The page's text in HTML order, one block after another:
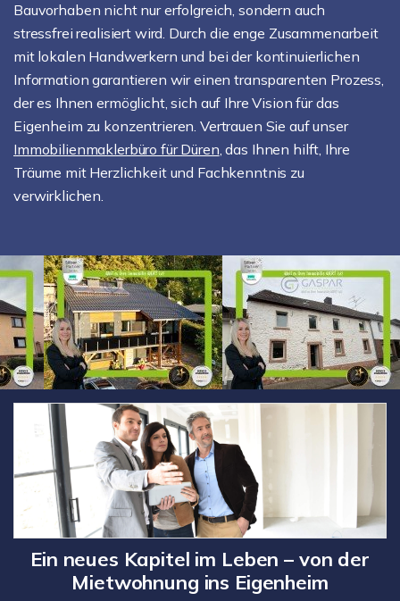
Bauvorhaben nicht nur erfolgreich, sondern auch
stressfrei realisiert wird. Durch die enge Zusammenarbeit
mit lokalen Handwerkern und bei der kontinuierlichen
Information garantieren wir einen transparenten Prozess,
der es Ihnen ermöglicht, sich auf Ihre Vision für das
Eigenheim zu konzentrieren. Vertrauen Sie auf unser
Immobilienmaklerbüro für Düren, das Ihnen hilft, Ihre
Träume mit Herzlichkeit und Fachkenntnis zu
verwirklichen.
Ein neues Kapitel im Leben – von der
Mietwohnung ins Eigenheim